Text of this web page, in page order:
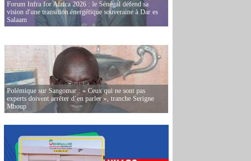
Forum Infra for Africa 2026 : le Sénégal défend sa
vision d'une transition énergétique souveraine à Dar es
Salaam
Polémique sur Sangomar : « Ceux qui ne sont pas
experts doivent arrêter d’en parler », tranche Serigne
Mboup